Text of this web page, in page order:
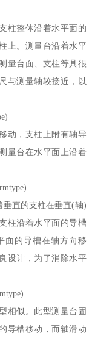
柱整体沿着水平面的
上。测量台沿着水平
量台面、支柱等具很
与测量轴较接近，以
动，支柱上附有轴导
量台在水平面上沿着
垂直的支柱在垂直(轴)
柱沿着水平面的导槽
面的导槽在轴方向移
设计，为了消除水平
相似。此型测量台固
导槽移动，而轴滑动